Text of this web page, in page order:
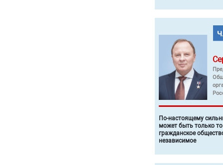
По-настоящему
может быть только
гражданское
независимое